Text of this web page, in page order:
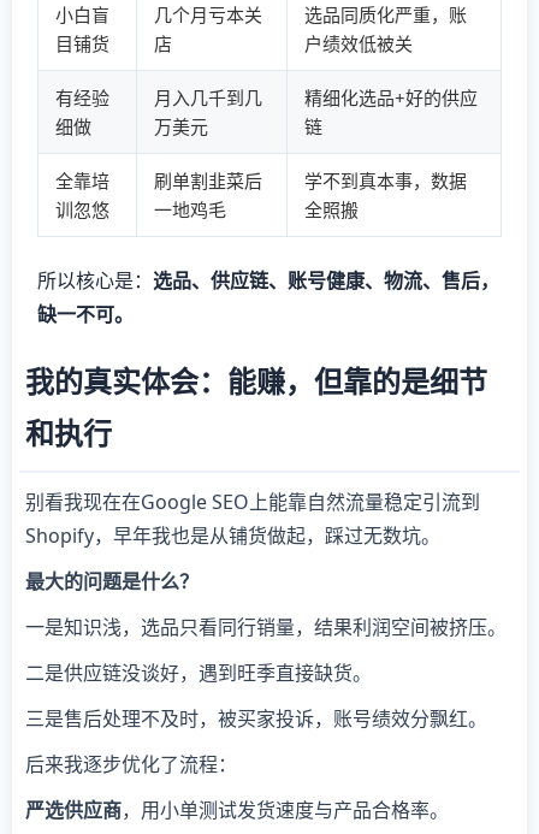
小白盲
目铺货
几个月亏本关
店
选品同质化严重，账
户绩效低被关
有经验
细做
月入几千到几
万美元
精细化选品+好的供应
链
全靠培
训忽悠
刷单割韭菜后
一地鸡毛
学不到真本事，数据
全照搬
所以核心是： 选品、供应链、账号健康、物流、售后，
缺一不可。
我的真实体会：能赚，但靠的是细节
和执行
别看我现在在Google SEO上能靠自然流量稳定引流到
Shopify，早年我也是从铺货做起，踩过无数坑。
最大的问题是什么？
一是知识浅，选品只看同行销量，结果利润空间被挤压。
二是供应链没谈好，遇到旺季直接缺货。
三是售后处理不及时，被买家投诉，账号绩效分飘红。
后来我逐步优化了流程：
严选供应商，用小单测试发货速度与产品合格率。